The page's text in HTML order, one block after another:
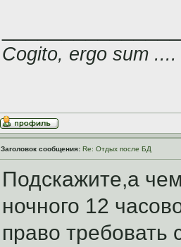
Cogito, ergo sum ....
Заголовок сообщения: Re: Отдых после БД
Подскажите,а
ночного 12
право требовать